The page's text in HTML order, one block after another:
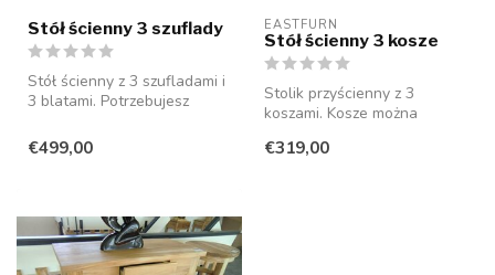
Stół ścienny 3 szuflady
Stół ścienny z 3 szufladami i
3 blatami. Potrzebujesz
€499,00
EASTFURN
Stół ścienny 3 kosze
Stolik przyścienny z 3
koszami. Kosze można
jak iz tył...
€319,00